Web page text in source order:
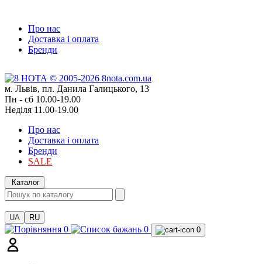
Про нас
Доставка і оплата
Бренди
м. Львів, пл. Данила Галицького, 13
Пн - сб 10.00-19.00
Неділя 11.00-19.00
Про нас
Доставка і оплата
Бренди
SALE
Каталог
UA RU
0 0 0